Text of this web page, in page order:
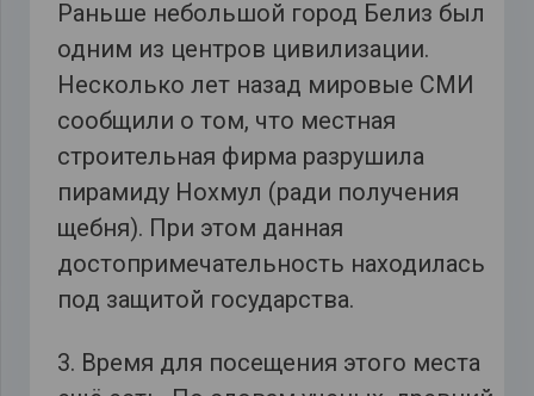
Раньше небольшой город Белиз был
одним из центров цивилизации.
Несколько лет назад мировые СМИ
сообщили о том, что местная
строительная фирма разрушила
пирамиду Нохмул (ради получения
щебня). При этом данная
достопримечательность находилась
под защитой государства.
3. Время для посещения этого места